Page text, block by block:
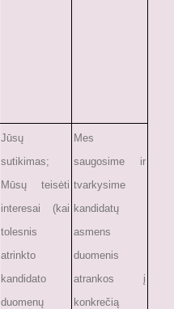
Jūsų
sutikimas;
Mūsų teisėti
interesai (kai
tolesnis
atrinkto
kandidato
duomenų
Mes
saugosime ir
tvarkysime
kandidatų
asmens
duomenis
atrankos į
konkrečią